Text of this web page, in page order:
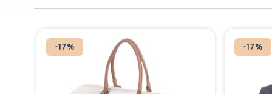
-17% -17%